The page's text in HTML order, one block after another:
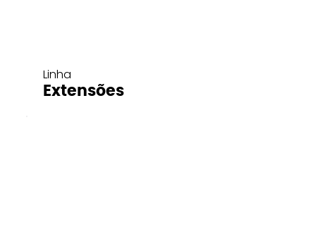
Linha
Extensões